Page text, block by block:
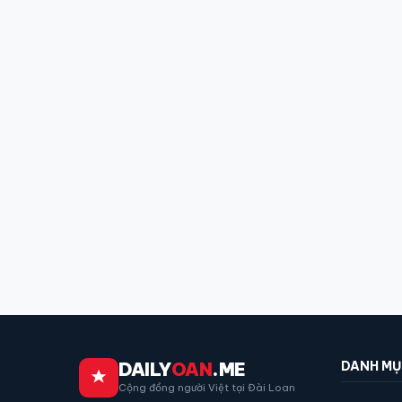
DAILYOAN.ME
Cộng đồng người Việt tại Đài Loan
DANH